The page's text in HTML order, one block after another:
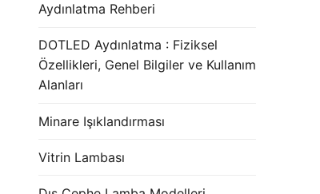
Aydınlatma Rehberi
DOTLED Aydınlatma : Fiziksel
Özellikleri, Genel Bilgiler ve Kullanım
Alanları
Minare Işıklandırması
Vitrin Lambası